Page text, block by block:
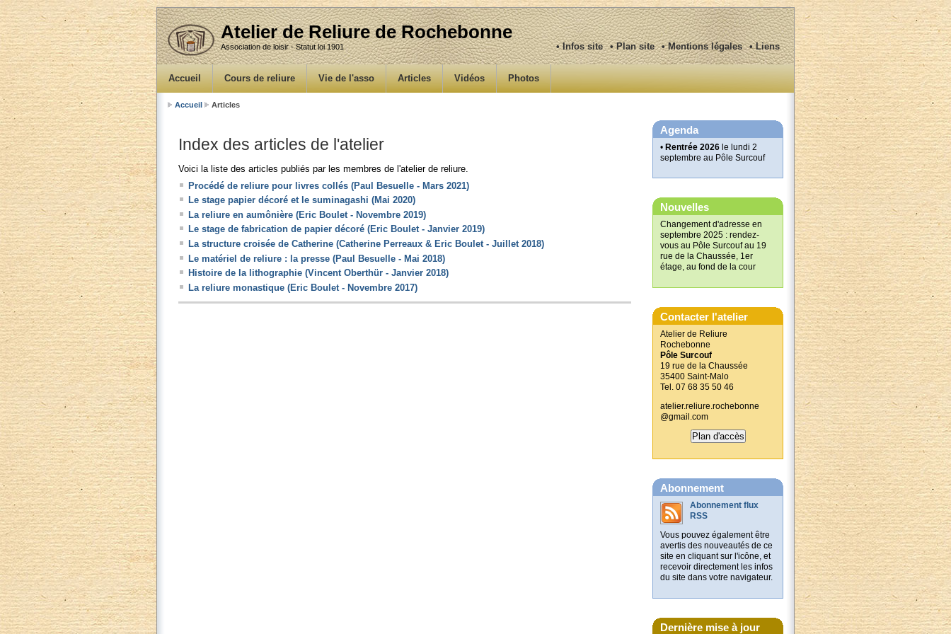
Atelier de Reliure de Rochebonne
Association de loisir - Statut loi 1901 • Infos site • Plan site • Mentions légales • Liens
Accueil Cours de reliure Vie de l'asso Articles Vidéos Photos
Accueil Articles
Index des articles de l'atelier
Voici la liste des articles publiés par les membres de l'atelier de reliure.
Procédé de reliure pour livres collés (Paul Besuelle - Mars 2021)
Le stage papier décoré et le suminagashi (Mai 2020)
La reliure en aumônière (Eric Boulet - Novembre 2019)
Le stage de fabrication de papier décoré (Eric Boulet - Janvier 2019)
La structure croisée de Catherine (Catherine Perreaux & Eric Boulet - Juillet 2018)
Le matériel de reliure : la presse (Paul Besuelle - Mai 2018)
Histoire de la lithographie (Vincent Oberthür - Janvier 2018)
La reliure monastique (Eric Boulet - Novembre 2017)
Agenda
• Rentrée 2026 le lundi 2
septembre au Pôle Surcouf
Nouvelles
Changement d'adresse en
septembre 2025 : rendez-
vous au Pôle Surcouf au 19
rue de la Chaussée, 1er
étage, au fond de la cour
Contacter l'atelier
Atelier de Reliure
Rochebonne
Pôle Surcouf
19 rue de la Chaussée
35400 Saint-Malo
Tel. 07 68 35 50 46
atelier.reliure.rochebonne
@gmail.com
Plan d'accès
Abonnement
Abonnement flux
RSS
Vous pouvez également être
avertis des nouveautés de ce
site en cliquant sur l'icône, et
recevoir directement les infos
du site dans votre navigateur.
Dernière mise à jour